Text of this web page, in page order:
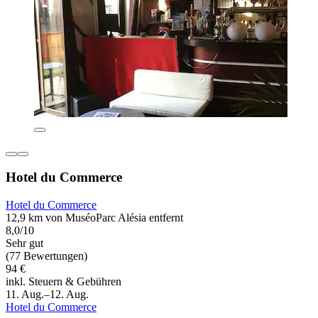
Hotel du Commerce
Hotel du Commerce
12,9 km von MuséoParc Alésia entfernt
8,0/10
Sehr gut
(77 Bewertungen)
94 €
inkl. Steuern & Gebühren
11. Aug.–12. Aug.
Hotel du Commerce